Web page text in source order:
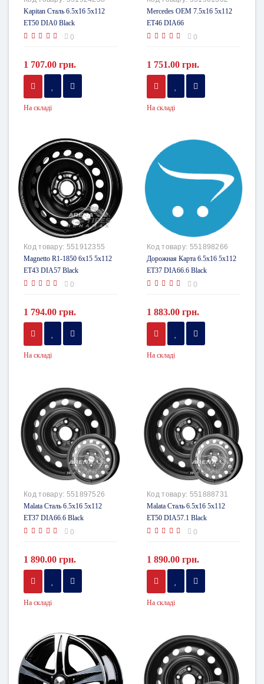
Kapitan Сталь 6.5x16 5x112
ET50 DIA0 Black
0
1 707.00 грн.
На складі
Mercedes OEM 7.5x16 5x112
ET46 DIA66
0
1 751.00 грн.
На складі
Код товару: 551912355
Magnetto R1-1850 6x15 5x112
ET43 DIA57 Black
0
1 794.00 грн.
На складі
Код товару: 551898266
Дорожная Карта 6.5x16 5x112
ET37 DIA66.6 Black
0
1 883.00 грн.
На складі
Код товару: 551897526
Malata Сталь 6.5x16 5x112
ET37 DIA66.6 Black
0
1 890.00 грн.
На складі
Код товару: 551888731
Malata Сталь 6.5x16 5x112
ET50 DIA57.1 Black
0
1 890.00 грн.
На складі